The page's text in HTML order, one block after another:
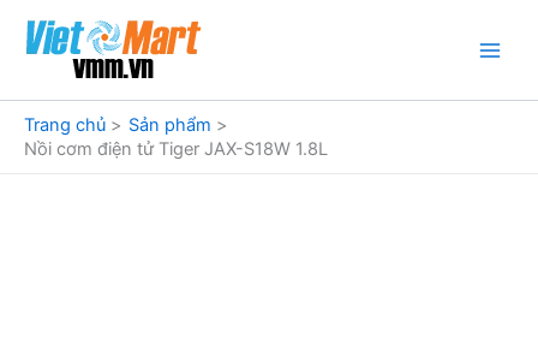
dung
Trang chủ
Sản phẩm
Nồi cơm điện tử Tiger JAX-S18W 1.8L